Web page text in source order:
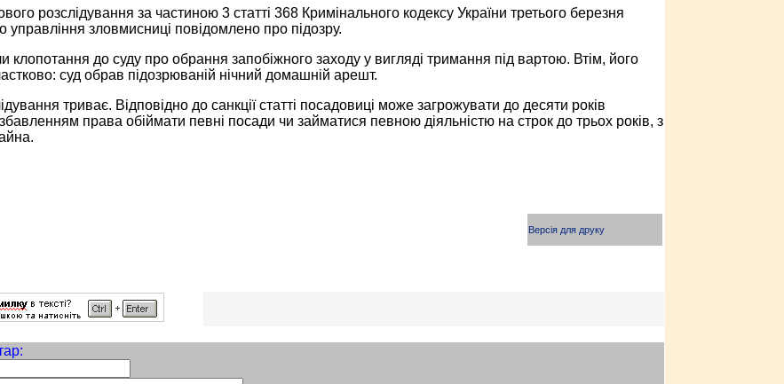
розслідування за частиною 3 статті 368 Кримінального кодексу України третього березня
управління зловмисниці повідомлено про підозру.
клопотання до суду про обрання запобіжного заходу у вигляді тримання під вартою. Втім, його
суд обрав підозрюваній нічний домашній арешт.
триває. Відповідно до санкції статті посадовиці може загрожувати до десяти років
права обіймати певні посади чи займатися певною діяльністю на строк до трьох років, з
Версія для друку